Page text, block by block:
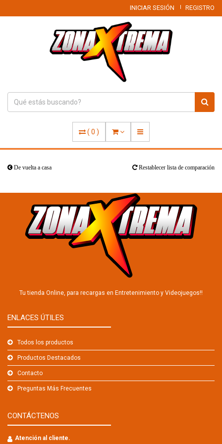
INICIAR SESIÓN REGISTRO
( 0 )
Restablecer lista de comparación
De vuelta a casa
Tu tienda Online, para recargas en Entretenimiento y Videojuegos!!
ENLACES ÚTILES
Todos los productos
Productos Destacados
Contacto
Preguntas Más Frecuentes
CONTÁCTENOS
Atención al cliente.